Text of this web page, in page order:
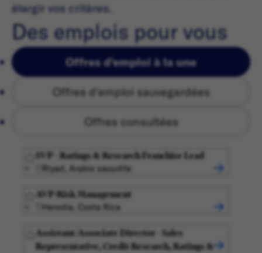
élargir vos critères.
Des emplois pour vous
Offres d'emploi à la une
Offres d'emploi sauvegardées
Offres consultées
SVP - Ratings & Research Franchise Lead
Riyad, Arabie saoudite
AVP-Risk Management
Heredia, Costa Rica
Assistant/Associate Director - Sales
Representative, Credit Research, Ratings &